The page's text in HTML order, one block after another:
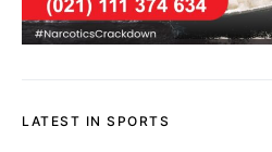
LATEST IN SPORTS